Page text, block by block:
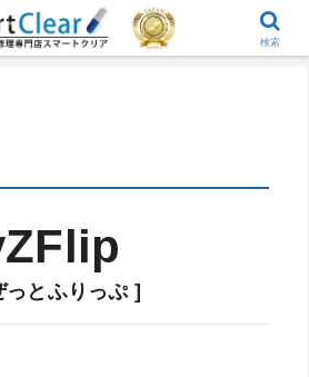
とふりっぷ ]
検索